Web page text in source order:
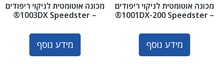
מכונה אוטומטית לניקוי ריפודים
– 1001DX-200 Speedster®
מידע נוסף
מכונה אוטומטית לניקוי ריפודים
– 1003DX Speedster®
מידע נוסף